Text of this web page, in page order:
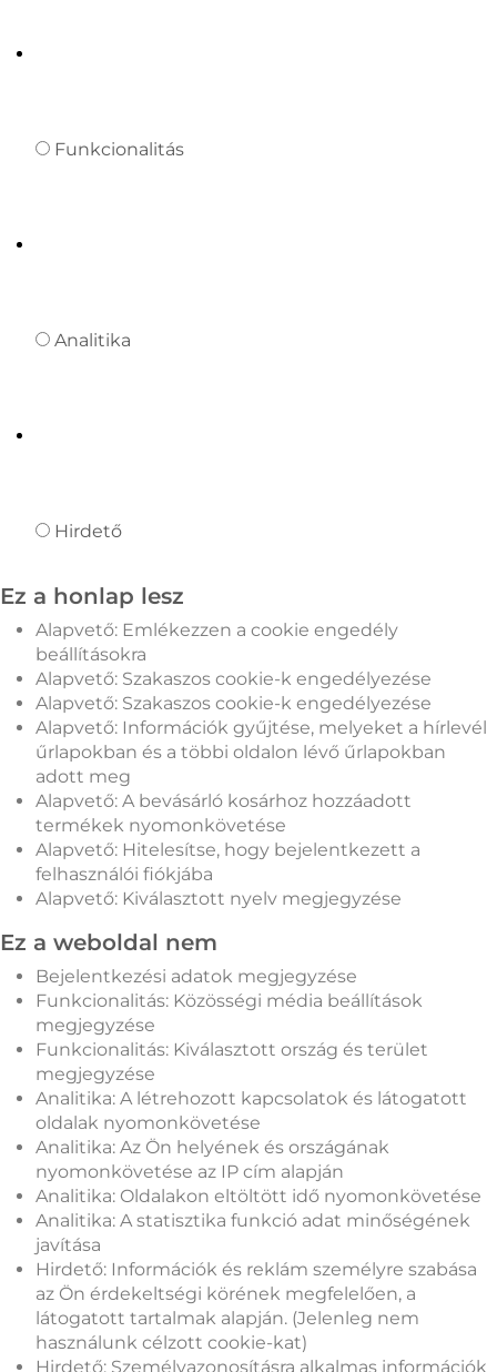
Funkcionalitás
Analitika
Hirdető
Ez a honlap lesz
Alapvető: Emlékezzen a cookie engedély
beállításokra
Alapvető: Szakaszos cookie-k engedélyezése
Alapvető: Szakaszos cookie-k engedélyezése
Alapvető: Információk gyűjtése, melyeket a hírlevél
űrlapokban és a többi oldalon lévő űrlapokban
adott meg
Alapvető: A bevásárló kosárhoz hozzáadott
termékek nyomonkövetése
Alapvető: Hitelesítse, hogy bejelentkezett a
felhasználói fiókjába
Alapvető: Kiválasztott nyelv megjegyzése
Ez a weboldal nem
Bejelentkezési adatok megjegyzése
Funkcionalitás: Közösségi média beállítások
megjegyzése
Funkcionalitás: Kiválasztott ország és terület
megjegyzése
Analitika: A létrehozott kapcsolatok és látogatott
oldalak nyomonkövetése
Analitika: Az Ön helyének és országának
nyomonkövetése az IP cím alapján
Analitika: Oldalakon eltöltött idő nyomonkövetése
Analitika: A statisztika funkció adat minőségének
javítása
Hirdető: Információk és reklám személyre szabása
az Ön érdekeltségi körének megfelelően, a
látogatott tartalmak alapján. (Jelenleg nem
használunk célzott cookie-kat)
Hirdető: Személyazonosításra alkalmas információk